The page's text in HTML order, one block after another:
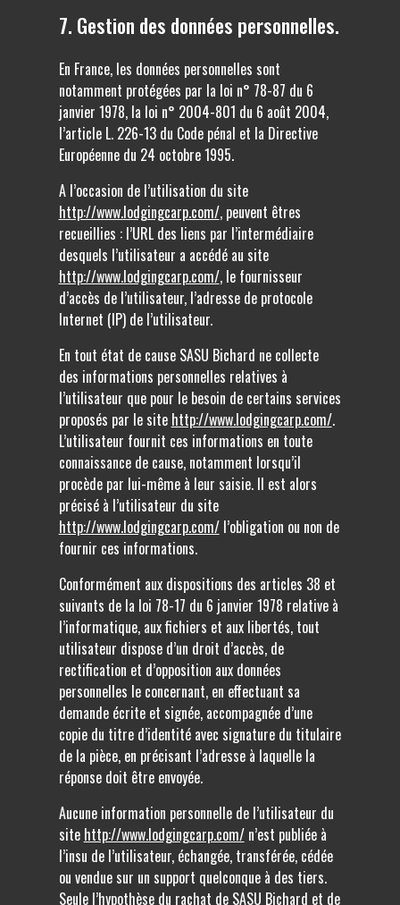
7. Gestion des données personnelles.
En France, les données personnelles sont
notamment protégées par la loi n° 78-87 du 6
janvier 1978, la loi n° 2004-801 du 6 août 2004,
l’article L. 226-13 du Code pénal et la Directive
Européenne du 24 octobre 1995.
A l’occasion de l’utilisation du site
http://www.lodgingcarp.com/, peuvent êtres
recueillies : l’URL des liens par l’intermédiaire
desquels l’utilisateur a accédé au site
http://www.lodgingcarp.com/, le fournisseur
d’accès de l’utilisateur, l’adresse de protocole
Internet (IP) de l’utilisateur.
En tout état de cause SASU Bichard ne collecte
des informations personnelles relatives à
l’utilisateur que pour le besoin de certains services
proposés par le site http://www.lodgingcarp.com/.
L’utilisateur fournit ces informations en toute
connaissance de cause, notamment lorsqu’il
procède par lui-même à leur saisie. Il est alors
précisé à l’utilisateur du site
http://www.lodgingcarp.com/l’obligation ou non de
fournir ces informations.
Conformément aux dispositions des articles 38 et
suivants de la loi 78-17 du 6 janvier 1978 relative à
l’informatique, aux fichiers et aux libertés, tout
utilisateur dispose d’un droit d’accès, de
rectification et d’opposition aux données
personnelles le concernant, en effectuant sa
demande écrite et signée, accompagnée d’une
copie du titre d’identité avec signature du titulaire
de la pièce, en précisant l’adresse à laquelle la
réponse doit être envoyée.
Aucune information personnelle de l’utilisateur du
site http://www.lodgingcarp.com/n’est publiée à
l’insu de l’utilisateur, échangée, transférée, cédée
ou vendue sur un support quelconque à des tiers.
Seule l’hypothèse du rachat de SASU Bichard et de